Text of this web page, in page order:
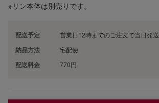
※リン本体は別売りです。
配送予定 営業日12時までのご注文で当日発送
納品方法 宅配便
配送料金 770円